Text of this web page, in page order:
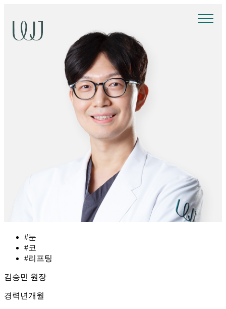
#눈
#코
#리프팅
김승민 원장
경력 년개월